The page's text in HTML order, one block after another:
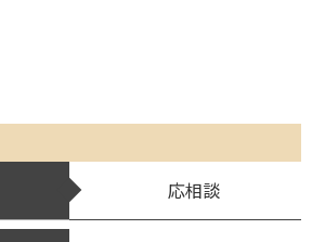
応相談